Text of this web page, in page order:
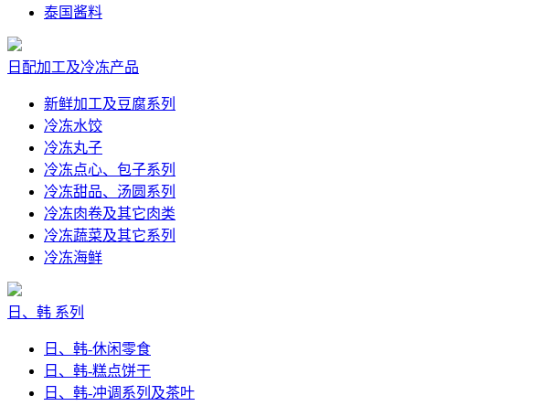
泰国酱料
日配加工及冷冻产品
新鲜加工及豆腐系列
冷冻水饺
冷冻丸子
冷冻点心、包子系列
冷冻甜品、汤圆系列
冷冻肉卷及其它肉类
冷冻蔬菜及其它系列
冷冻海鲜
日、韩 系列
日、韩-休闲零食
日、韩-糕点饼干
日、韩-冲调系列及茶叶